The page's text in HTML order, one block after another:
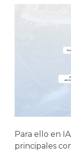
Para ello en
principales